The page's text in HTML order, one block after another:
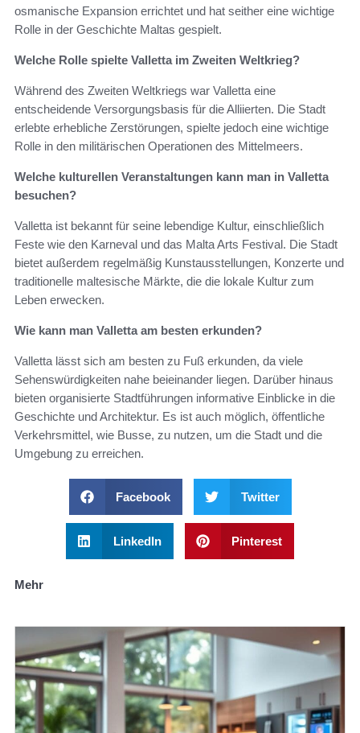
osmanische Expansion errichtet und hat seither eine wichtige
Rolle in der Geschichte Maltas gespielt.
Welche Rolle spielte Valletta im Zweiten Weltkrieg?
Während des Zweiten Weltkriegs war Valletta eine
entscheidende Versorgungsbasis für die Alliierten. Die Stadt
erlebte erhebliche Zerstörungen, spielte jedoch eine wichtige
Rolle in den militärischen Operationen des Mittelmeers.
Welche kulturellen Veranstaltungen kann man in Valletta
besuchen?
Valletta ist bekannt für seine lebendige Kultur, einschließlich
Feste wie den Karneval und das Malta Arts Festival. Die Stadt
bietet außerdem regelmäßig Kunstausstellungen, Konzerte und
traditionelle maltesische Märkte, die die lokale Kultur zum
Leben erwecken.
Wie kann man Valletta am besten erkunden?
Valletta lässt sich am besten zu Fuß erkunden, da viele
Sehenswürdigkeiten nahe beieinander liegen. Darüber hinaus
bieten organisierte Stadtführungen informative Einblicke in die
Geschichte und Architektur. Es ist auch möglich, öffentliche
Verkehrsmittel, wie Busse, zu nutzen, um die Stadt und die
Umgebung zu erreichen.
Facebook Twitter
LinkedIn Pinterest
Mehr